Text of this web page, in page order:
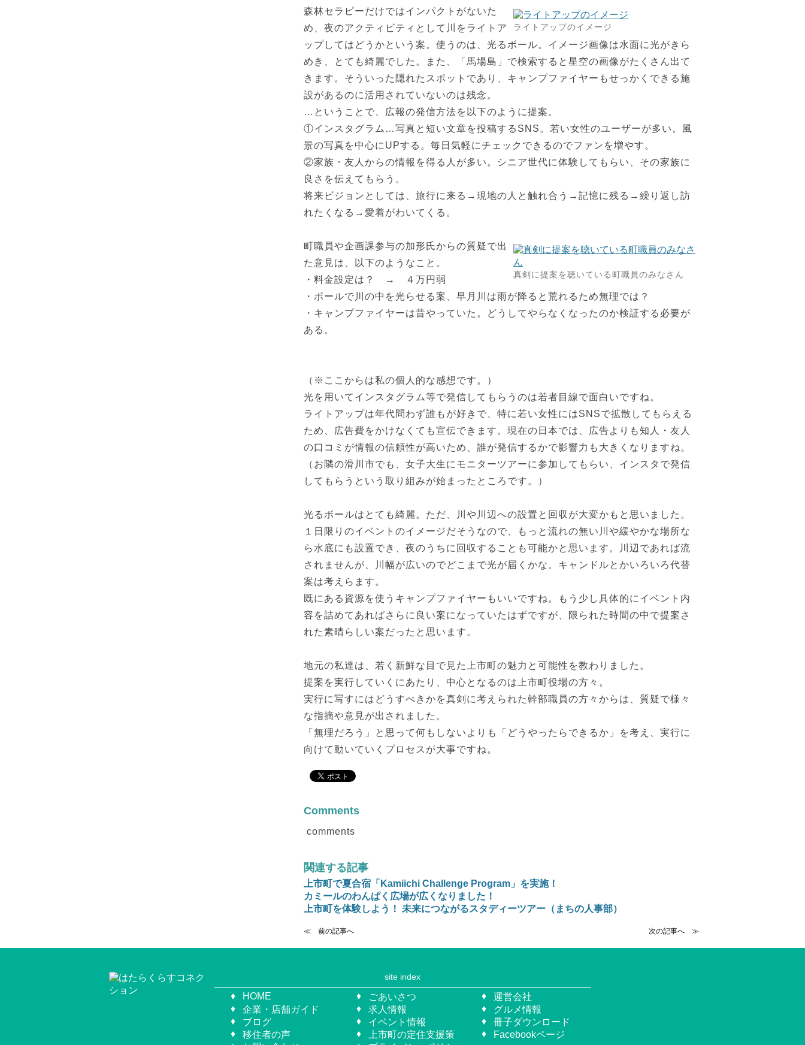
ライトアップのイメージ
森林セラピーだけではインパクトがないた
め、夜のアクティビティとして川をライトア
ップしてはどうかという案。使うのは、光るボール。イメージ画像は水面に光がきら
めき、とても綺麗でした。また、「馬場島」で検索すると星空の画像がたくさん出て
きます。そういった隠れたスポットであり、キャンプファイヤーもせっかくできる施
設があるのに活用されていないのは残念。
…ということで、広報の発信方法を以下のように提案。
①インスタグラム…写真と短い文章を投稿するSNS。若い女性のユーザーが多い。風
景の写真を中心にUPする。毎日気軽にチェックできるのでファンを増やす。
②家族・友人からの情報を得る人が多い。シニア世代に体験してもらい、その家族に
良さを伝えてもらう。
将来ビジョンとしては、旅行に来る→現地の人と触れ合う→記憶に残る→繰り返し訪
れたくなる→愛着がわいてくる。
真剣に提案を聴いている町職員のみなさん
町職員や企画課参与の加形氏からの質疑で出
た意見は、以下のようなこと。
・料金設定は？ → ４万円弱
・ボールで川の中を光らせる案、早月川は雨が降ると荒れるため無理では？
・キャンプファイヤーは昔やっていた。どうしてやらなくなったのか検証する必要が
ある。
（※ここからは私の個人的な感想です。）
光を用いてインスタグラム等で発信してもらうのは若者目線で面白いですね。
ライトアップは年代問わず誰もが好きで、特に若い女性にはSNSで拡散してもらえる
ため、広告費をかけなくても宣伝できます。現在の日本では、広告よりも知人・友人
の口コミが情報の信頼性が高いため、誰が発信するかで影響力も大きくなりますね。
（お隣の滑川市でも、女子大生にモニターツアーに参加してもらい、インスタで発信
してもらうという取り組みが始まったところです。）
光るボールはとても綺麗。ただ、川や川辺への設置と回収が大変かもと思いました。
１日限りのイベントのイメージだそうなので、もっと流れの無い川や緩やかな場所な
ら水底にも設置でき、夜のうちに回収することも可能かと思います。川辺であれば流
されませんが、川幅が広いのでどこまで光が届くかな。キャンドルとかいろいろ代替
案は考えらます。
既にある資源を使うキャンプファイヤーもいいですね。もう少し具体的にイベント内
容を詰めてあればさらに良い案になっていたはずですが、限られた時間の中で提案さ
れた素晴らしい案だったと思います。
地元の私達は、若く新鮮な目で見た上市町の魅力と可能性を教わりました。
提案を実行していくにあたり、中心となるのは上市町役場の方々。
実行に写すにはどうすべきかを真剣に考えられた幹部職員の方々からは、質疑で様々
な指摘や意見が出されました。
「無理だろう」と思って何もしないよりも「どうやったらできるか」を考え、実行に
向けて動いていくプロセスが大事ですね。
Comments
comments
関連する記事
上市町で夏合宿「Kamiichi Challenge Program」を実施！
カミールのわんぱく広場が広くなりました！
上市町を体験しよう！ 未来につながるスタディーツアー（まちの人事部）
≪ 前の記事へ 次の記事へ ≫
site index
HOME ごあいさつ
運営会社
企業・店舗ガイド
求人情報
グルメ情報
ブログ
イベント情報
冊子ダウンロード
移住者の声
上市町の定住支援策
Facebookページ